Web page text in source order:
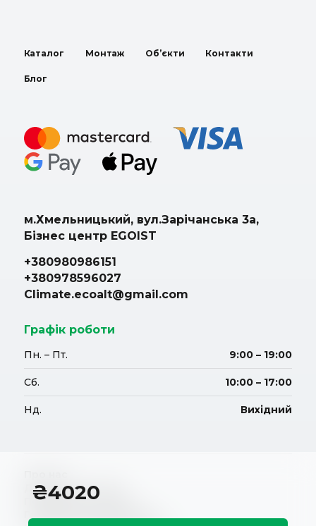
₴4020
Каталог Монтаж Об’єкти Контакти
Блог
м.Хмельницький, вул.Зарічанська 3а,
Бізнес центр EGOIST
+380980986151
+380978596027
Climate.ecoalt@gmail.com
Графік роботи
Пн. – Пт. 9:00 – 19:00
Сб. 10:00 – 17:00
Нд. Вихідний
Доставка і оплата
Повернення і обмін